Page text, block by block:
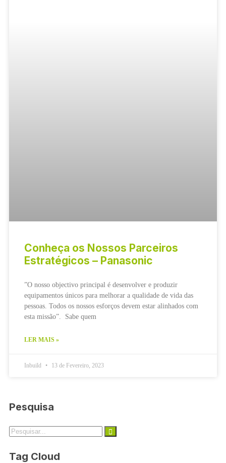
Conheça os Nossos Parceiros
Estratégicos – Panasonic
”O nosso objectivo principal é desenvolver e produzir
equipamentos únicos para melhorar a qualidade de vida das
pessoas. Todos os nossos esforços devem estar alinhados com
esta missão”. Sabe quem
LER MAIS »
Inbuild 13 de Fevereiro, 2023
Pesquisa
Tag Cloud